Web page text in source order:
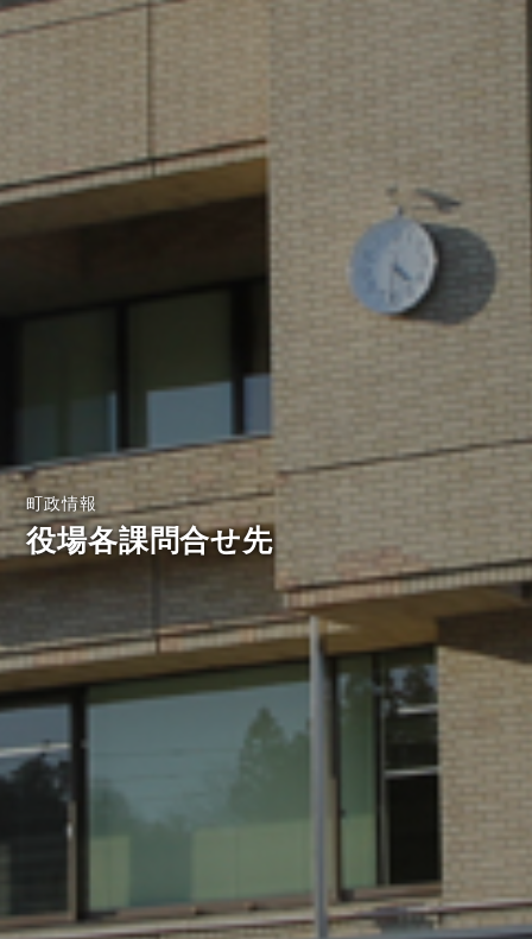
町政情報
役場各課問合せ先